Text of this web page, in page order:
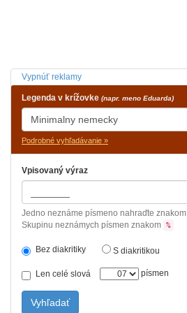
Vypnúť reklamy
Legenda v krížovke (napr. meno Eduarda)
Podrobné vyhľadávanie »
Vpisovaný výraz
Jedno neznáme písmeno nahraďte znakom
Skupinu neznámych písmen znakom %
Bez diakritiky S diakritikou
Len celé slová písmen
Vyhľadať